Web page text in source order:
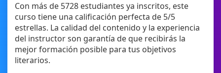
Con más de 5728 estudiantes ya inscritos, este
curso tiene una calificación perfecta de 5/5
estrellas. La calidad del contenido y la experiencia
del instructor son garantía de que recibirás la
mejor formación posible para tus objetivos
literarios.